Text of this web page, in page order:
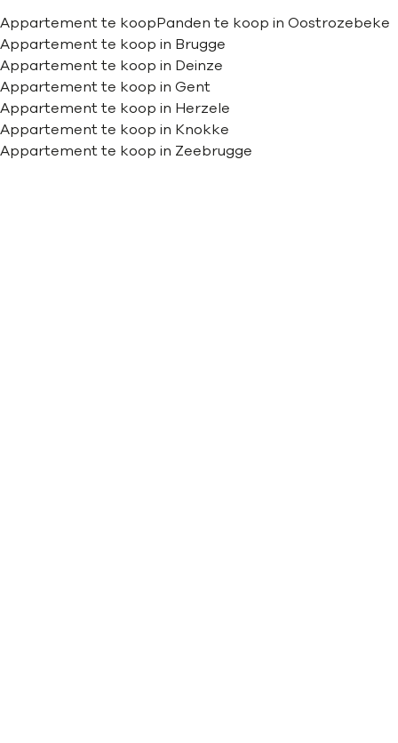
Max. budget
Zoeken
Appartement te koopPanden te koop in Oostrozebeke
Appartement te koop in Brugge
Appartement te koop in Deinze
Appartement te koop in Gent
Appartement te koop in Herzele
Appartement te koop in Knokke
Appartement te koop in Zeebrugge